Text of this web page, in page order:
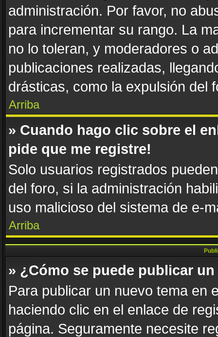
administración. Por favor, no
para incrementar su rango. La
no lo toleran, y moderadores o
publicaciones realizadas,
drásticas, como la expulsión del
Arriba
» Cuando hago clic sobre el
pide que me registre!
Solo usuarios registrados
del foro, si la administración
uso malicioso del sistema de e-
Arriba
» ¿Cómo se puede publicar
Para publicar un nuevo tema en
haciendo clic en el enlace de
página. Seguramente necesite